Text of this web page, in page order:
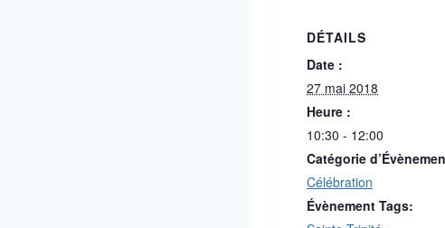
DÉTAILS
Date :
27 mai 2018
Heure :
10:30 - 12:00
Catégorie
Célébration
Évènement Tags: